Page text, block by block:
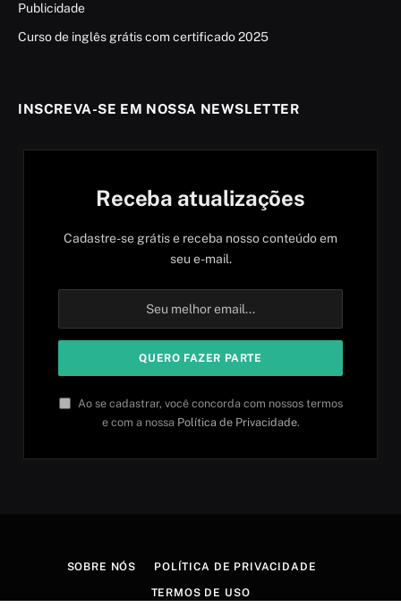
Publicidade
Curso de inglês grátis com certificado 2025
INSCREVA-SE EM NOSSA NEWSLETTER
Receba atualizações
Cadastre-se grátis e receba nosso conteúdo em
seu e-mail.
Ao se cadastrar, você concorda com nossos termos
e com a nossa Política de Privacidade.
SOBRE NÓS POLÍTICA DE PRIVACIDADE
TERMOS DE USO